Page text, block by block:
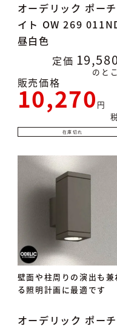
オーデリック ポー
イト OW 269
昼白色
定価
のと
販売価格
10,270
在庫切れ
壁面や柱周りの演出も兼
る照明計画に最適です
オーデリック ポー